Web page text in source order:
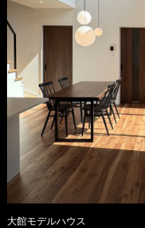
大館モデルハウス